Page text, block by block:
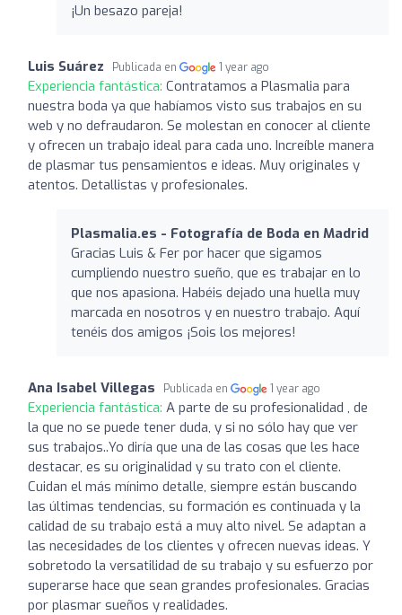
¡Un besazo pareja!
Luis Suárez Publicada en 1 year ago
Experiencia fantástica: Contratamos a Plasmalia para
nuestra boda ya que habíamos visto sus trabajos en su
web y no defraudaron. Se molestan en conocer al cliente
y ofrecen un trabajo ideal para cada uno. Increíble manera
de plasmar tus pensamientos e ideas. Muy originales y
atentos. Detallistas y profesionales.
Plasmalia.es - Fotografía de Boda en Madrid
Gracias Luis & Fer por hacer que sigamos
cumpliendo nuestro sueño, que es trabajar en lo
que nos apasiona. Habéis dejado una huella muy
marcada en nosotros y en nuestro trabajo. Aquí
tenéis dos amigos ¡Sois los mejores!
Ana Isabel Villegas Publicada en 1 year ago
Experiencia fantástica: A parte de su profesionalidad , de
la que no se puede tener duda, y si no sólo hay que ver
sus trabajos..Yo diría que una de las cosas que les hace
destacar, es su originalidad y su trato con el cliente.
Cuidan el más mínimo detalle, siempre están buscando
las últimas tendencias, su formación es continuada y la
calidad de su trabajo está a muy alto nivel. Se adaptan a
las necesidades de los clientes y ofrecen nuevas ideas. Y
sobretodo la versatilidad de su trabajo y su esfuerzo por
superarse hace que sean grandes profesionales. Gracias
por plasmar sueños y realidades.